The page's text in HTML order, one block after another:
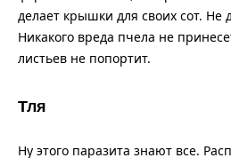
делает крышки для своих сот. Не
Никакого вреда пчела не
листьев не попортит.
Тля
Ну этого паразита знают все.